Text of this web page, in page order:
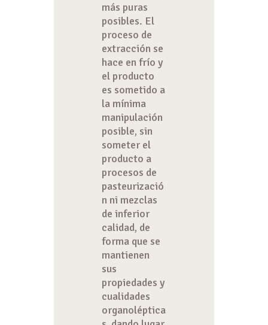
más puras
posibles. El
proceso de
extracción se
hace en frío y
el producto
es sometido a
la mínima
manipulación
posible, sin
someter el
producto a
procesos de
pasteurizació
n ni mezclas
de inferior
calidad, de
forma que se
mantienen
sus
propiedades y
cualidades
organoléptica